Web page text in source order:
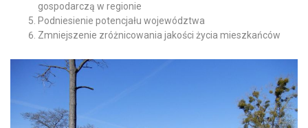
gospodarczą w regionie
Podniesienie potencjału województwa
Zmniejszenie zróżnicowania jakości życia mieszkańców